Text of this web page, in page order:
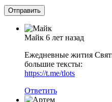
Майк 6 лет назад
Ежедневные жития
большие тексты:
https://t.me/tlots
Ответить